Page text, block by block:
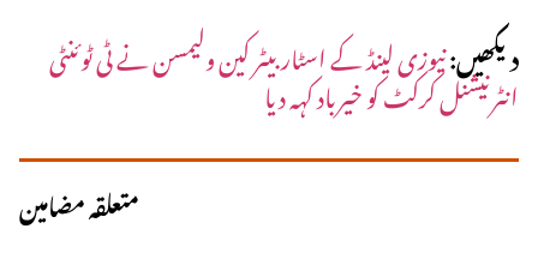
دیکھیں:نیوزی لینڈ کے اسٹار بیٹر کین ولیمسن نے ٹی ٹوئنٹی
انٹرنیشنل کرکٹ کو خیرباد کہہ دیا
متعلقہ مضامین